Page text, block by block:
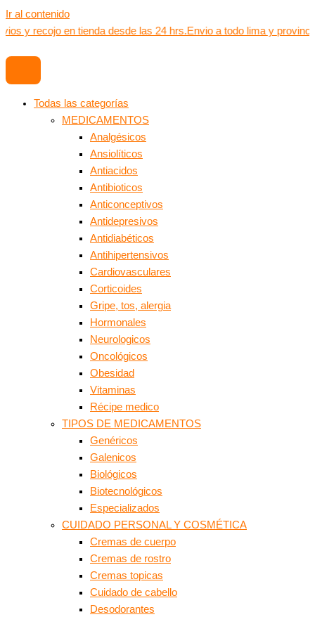
Ir al contenido
y recojo en tienda desde las 24 hrs.Envio a todo lima y
Todas las categorías
MEDICAMENTOS
Analgésicos
Ansiolíticos
Antiacidos
Antibioticos
Anticonceptivos
Antidepresivos
Antidiabéticos
Antihipertensivos
Cardiovasculares
Corticoides
Gripe, tos, alergia
Hormonales
Neurologicos
Oncológicos
Obesidad
Vitaminas
Récipe medico
TIPOS DE MEDICAMENTOS
Genéricos
Galenicos
Biológicos
Biotecnológicos
Especializados
CUIDADO PERSONAL Y COSMÉTICA
Cremas de cuerpo
Cremas de rostro
Cremas topicas
Cuidado de cabello
Desodorantes